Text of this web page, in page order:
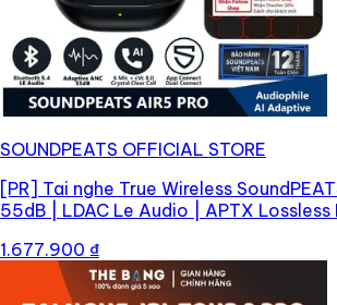
SOUNDPEATS OFFICIAL STORE
[PR] Tai nghe True Wireless
55dB | LDAC Le Audio | APTX
1.677.900 ₫